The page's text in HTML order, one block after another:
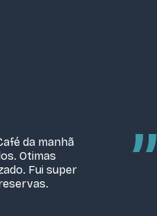
”
da manhã
Otimas
Fui super